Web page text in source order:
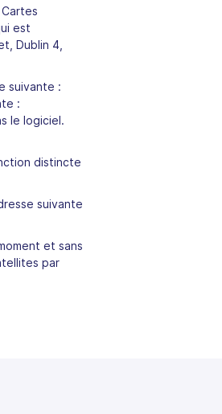
est
Dublin 4,
suivante :
:
le logiciel.
distincte
suivante
et sans
par